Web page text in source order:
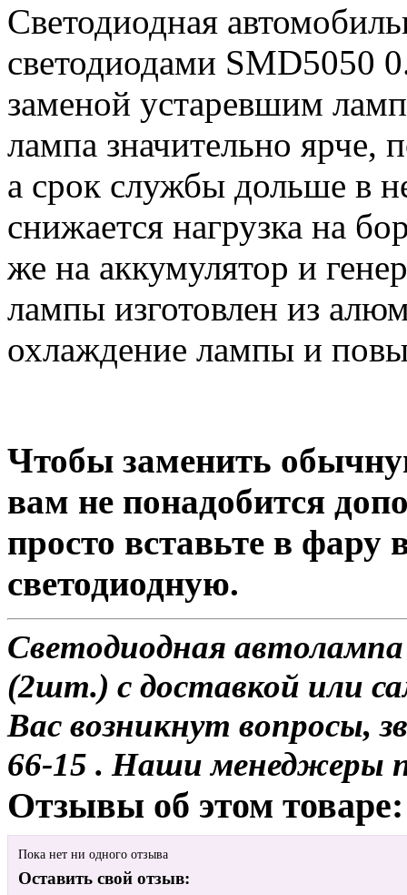
Светодиодная
светодиодами SMD5050
заменой устаревшим
лампа значительно ярче,
а срок службы дольше в
снижается нагрузка на
же на аккумулятор и
лампы изготовлен из
охлаждение лампы и
Чтобы заменить
вам не понадобится
просто вставьте в
светодиодную.
Светодиодная
(2шт.) с доставкой или
Вас возникнут вопросы,
66-15 . Наши менеджеры
Отзывы об этом товаре:
Пока нет ни одного отзыва
Оставить свой отзыв: